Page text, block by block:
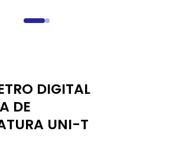
DIGITAL
DE
UNI-T